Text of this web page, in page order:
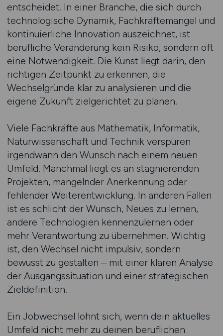
entscheidet. In einer Branche, die sich durch
technologische Dynamik, Fachkräftemangel und
kontinuierliche Innovation auszeichnet, ist
berufliche Veränderung kein Risiko, sondern oft
eine Notwendigkeit. Die Kunst liegt darin, den
richtigen Zeitpunkt zu erkennen, die
Wechselgründe klar zu analysieren und die
eigene Zukunft zielgerichtet zu planen.
Viele Fachkräfte aus Mathematik, Informatik,
Naturwissenschaft und Technik verspüren
irgendwann den Wunsch nach einem neuen
Umfeld. Manchmal liegt es an stagnierenden
Projekten, mangelnder Anerkennung oder
fehlender Weiterentwicklung. In anderen Fällen
ist es schlicht der Wunsch, Neues zu lernen,
andere Technologien kennenzulernen oder
mehr Verantwortung zu übernehmen. Wichtig
ist, den Wechsel nicht impulsiv, sondern
bewusst zu gestalten – mit einer klaren Analyse
der Ausgangssituation und einer strategischen
Zieldefinition.
Ein Jobwechsel lohnt sich, wenn dein aktuelles
Umfeld nicht mehr zu deinen beruflichen